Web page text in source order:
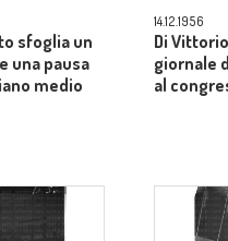
sfoglia un
una pausa
medio
14.12.1956
Di
giornale
al